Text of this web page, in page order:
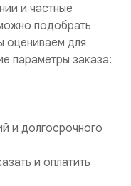
и частные
подобрать
оцениваем для
параметры заказа:
и долгосрочного
и оплатить